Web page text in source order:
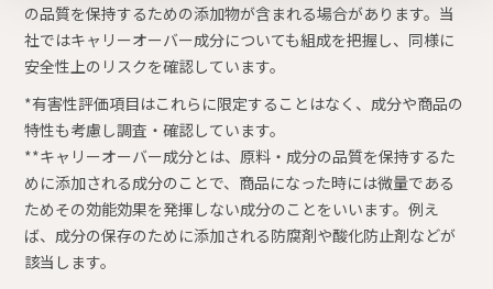
の品質を保持するための添加物が含まれる場合があります。当
社ではキャリーオーバー成分についても組成を把握し、同様に
安全性上のリスクを確認しています。
*有害性評価項目はこれらに限定することはなく、成分や商品の
特性も考慮し調査・確認しています。
**キャリーオーバー成分とは、原料・成分の品質を保持するた
めに添加される成分のことで、商品になった時には微量である
ためその効能効果を発揮しない成分のことをいいます。例え
ば、成分の保存のために添加される防腐剤や酸化防止剤などが
該当します。